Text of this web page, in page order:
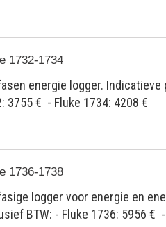
1732-1734
energie logger.
3755 € - Fluke 1734: 4208 €
1736-1738
logger voor energie en
BTW: - Fluke 1736: 5956 €